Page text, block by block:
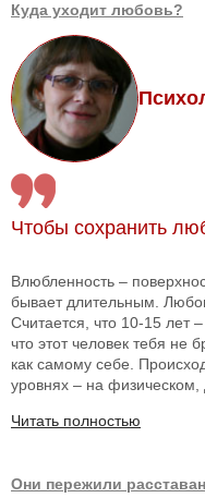
Куда уходит любовь?
Чтобы сохранить
Влюбленность –
бывает длительным.
Считается, что 10-15 лет
что этот человек тебя не
как самому себе.
уровнях – на
Читать полностью
Они пережили